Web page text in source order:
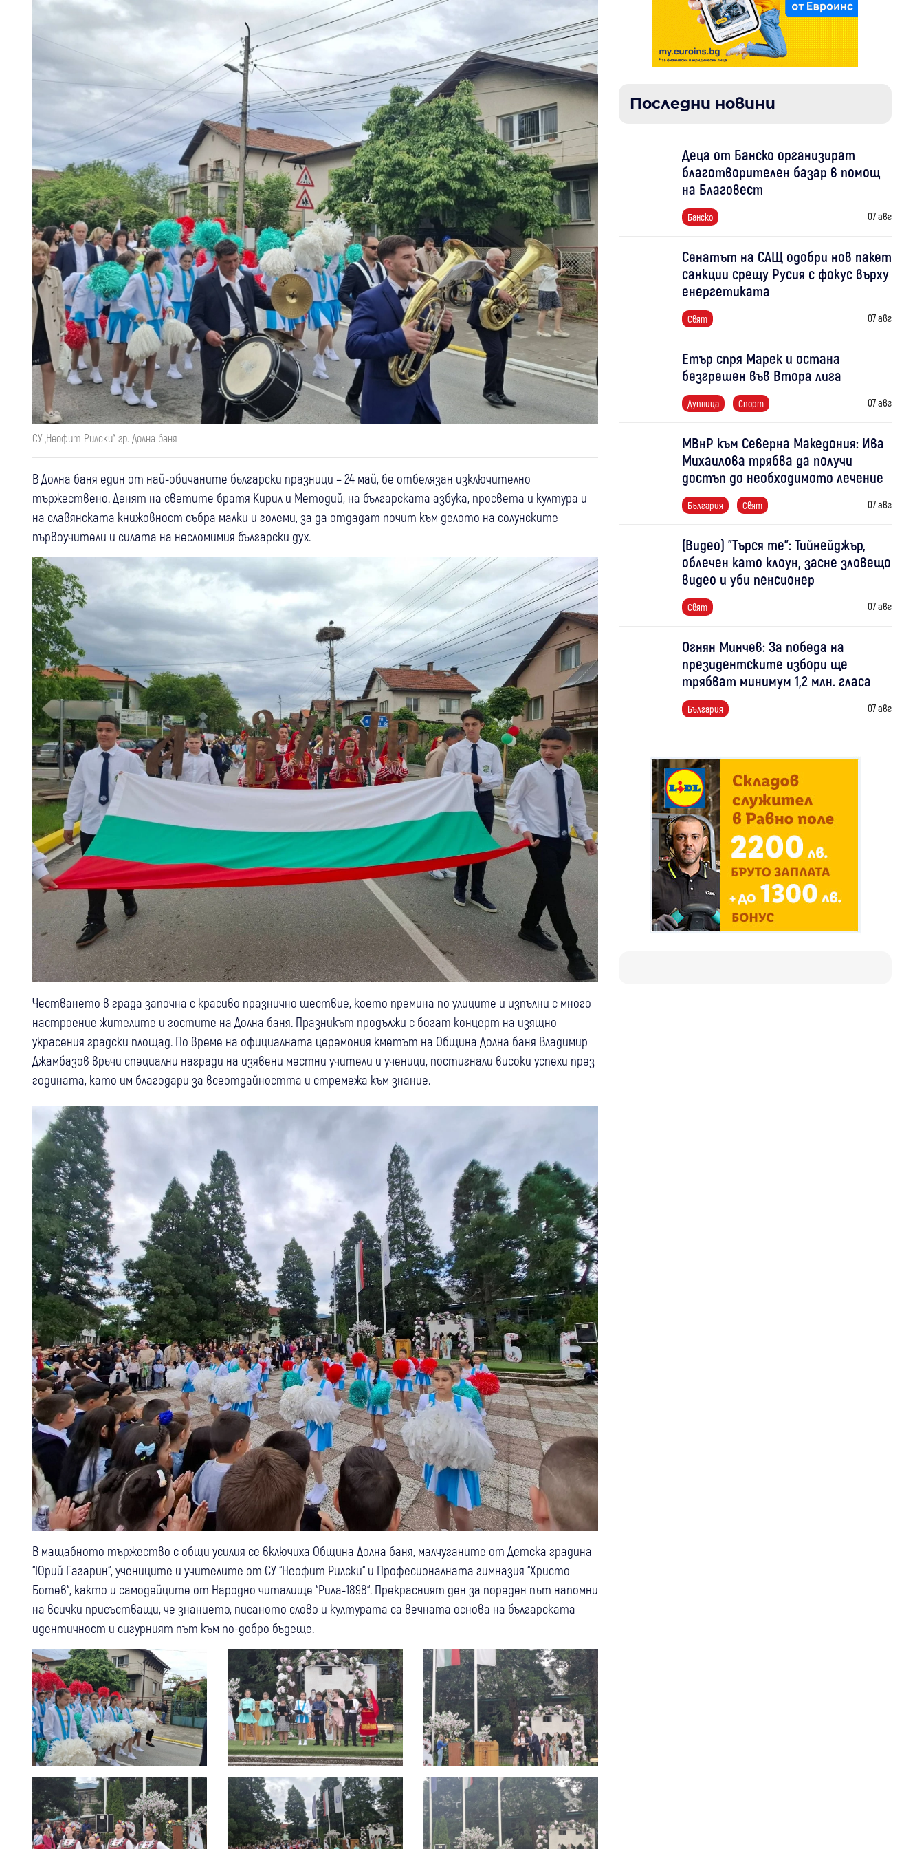
СУ „Неофит Рилски“ гр. Долна баня
В Долна баня един от най-обичаните български празници – 24 май, бе отбелязан изключително
тържествено. Денят на светите братя Кирил и Методий, на българската азбука, просвета и култура и
на славянската книжовност събра малки и големи, за да отдадат почит към делото на солунските
първоучители и силата на несломимия български дух.
Честването в града започна с красиво празнично шествие, което премина по улиците и изпълни с много
настроение жителите и гостите на Долна баня. Празникът продължи с богат концерт на изящно
украсения градски площад. По време на официалната церемония кметът на Община Долна баня Владимир
Джамбазов връчи специални награди на изявени местни учители и ученици, постигнали високи успехи през
годината, като им благодари за всеотдайността и стремежа към знание.
В мащабното тържество с общи усилия се включиха Община Долна баня, малчуганите от Детска градина
“Юрий Гагарин“, учениците и учителите от СУ “Неофит Рилски“ и Професионалната гимназия “Христо
Ботев“, както и самодейците от Народно читалище “Рила-1898“. Прекрасният ден за пореден път напомни
на всички присъстващи, че знанието, писаното слово и културата са вечната основа на българската
идентичност и сигурният път към по-добро бъдеще.
Последни новини
Деца от Банско организират
благотворителен базар в помощ
на Благовест
Банско 07 авг
Сенатът на САЩ одобри нов пакет
санкции срещу Русия с фокус върху
енергетиката
Свят 07 авг
Етър спря Марек и остана
безгрешен във Втора лига
Дупница Спорт 07 авг
МВнР към Северна Македония: Ива
Михаилова трябва да получи
достъп до необходимото лечение
България Свят 07 авг
(Видео) "Търся те": Тийнейджър,
облечен като клоун, засне зловещо
видео и уби пенсионер
Свят 07 авг
Огнян Минчев: За победа на
президентските избори ще
трябват минимум 1,2 млн. гласа
България 07 авг